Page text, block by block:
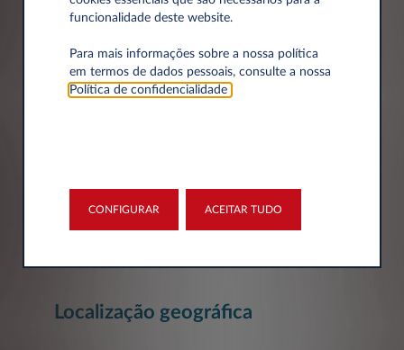
Empresa*
Localização geográfica
funcionalidade deste website.
Para mais informações sobre a nossa política
em termos de dados pessoais, consulte a nossa
Política de confidencialidade
CONFIGURAR ACEITAR TUDO